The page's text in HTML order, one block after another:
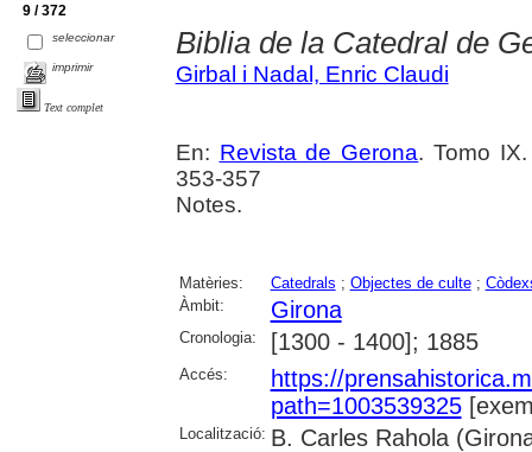
9 / 372
seleccionar
imprimir
Text complet
Biblia de la Catedral de
Girbal i Nadal, Enric Claudi
En: Revista de Gerona. Tomo
353-357
Notes.
Matèries: Catedrals ; Objectes de culte;
Àmbit:
Girona
Cronologia: [1300 - 1400]; 1885
Accés:
https://
path=1003539325
Localització: B. Carles Rahola